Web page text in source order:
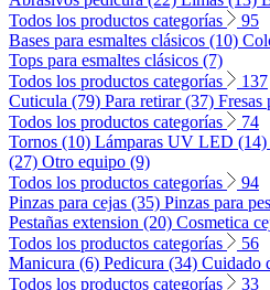
Todos los productos categorías
95
Bases para esmaltes clásicos (10)
Tops para esmaltes clásicos (7)
Todos los productos categorías
137
Cuticula (79) Para retirar (37) Fresas
Todos los productos categorías
74
Tornos (10) Lámparas UV LED (14)
(27) Otro equipo (9)
Todos los productos categorías
94
Pinzas para cejas (35) Pinzas para
Pestañas extension (20) Cosmetica
Todos los productos categorías
56
Manicura (6) Pedicura (34) Cuidado
Todos los productos categorías
33